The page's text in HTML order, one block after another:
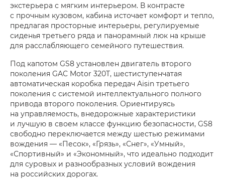
экстерьера с мягким интерьером. В контрасте
с прочным кузовом, кабина источает комфорт и тепло,
предлагая просторные интерьеры, регулируемые
сиденья третьего ряда и панорамный люк на крыше
для расслабляющего семейного путешествия.
Под капотом GS8 установлен двигатель второго
поколения GAC Motor 320T, шестиступенчатая
автоматическая коробка передач ​​Aisin третьего
поколения с системой интеллектуального полного
привода второго поколения. Ориентируясь
на управляемость, внедорожные характеристики
и лучшую в своем классе функцию безопасности, GS8
свободно переключается между шестью режимами
вождения — «Песок», «Грязь», «Снег», «Умный»,
«Спортивный» и «Экономный», что идеально подходит
для суровых и разнообразных условий вождения
на российских дорогах.